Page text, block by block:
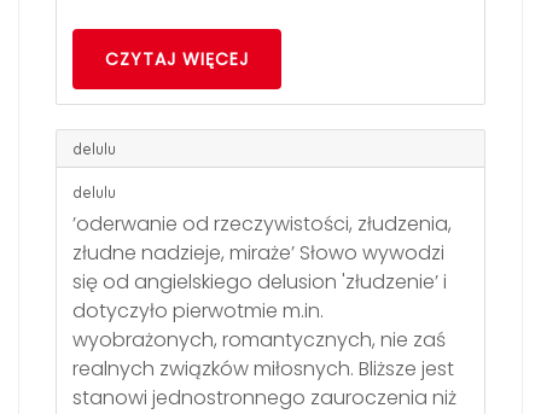
CZYTAJ WIĘCEJ
delulu
delulu
’oderwanie od rzeczywistości, złudzenia,
złudne nadzieje, miraże’ Słowo wywodzi
się od angielskiego delusion 'złudzenie’ i
dotyczyło pierwotmie m.in.
wyobrażonych, romantycznych, nie zaś
realnych związków miłosnych. Bliższe jest
stanowi jednostronnego zauroczenia niż